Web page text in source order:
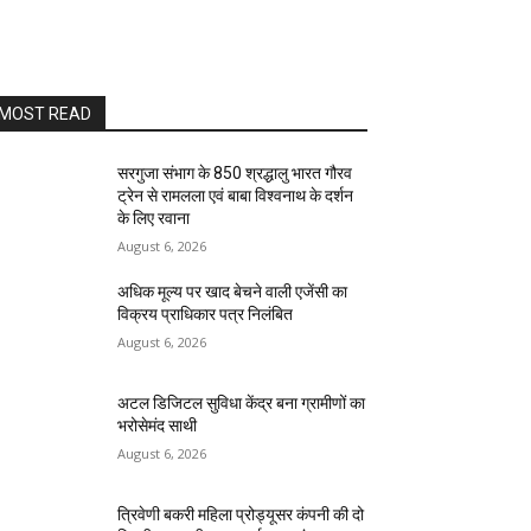
READ
सरगुजा संभाग के 850 श्रद्धालु भारत गौरव
ट्रेन से रामलला एवं बाबा विश्वनाथ के दर्शन
के लिए रवाना
August 6, 2026
अधिक मूल्य पर खाद बेचने वाली एजेंसी का
विक्रय प्राधिकार पत्र निलंबित
August 6, 2026
अटल डिजिटल सुविधा केंद्र बना ग्रामीणों का
भरोसेमंद साथी
August 6, 2026
त्रिवेणी बकरी महिला प्रोड्यूसर कंपनी की दो